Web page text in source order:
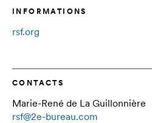
INFORMATIONS
rsf.org
CONTACTS
Marie-René de La Guillonnière
rsf@2e-bureau.com